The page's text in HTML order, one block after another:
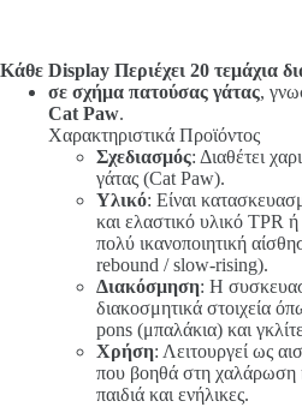
Κάθε Display Περιέχει 20 τεμάχια
σε σχήμα πατούσας γάτας,
Cat Paw.
Χαρακτηριστικά Προϊόντος
Σχεδιασμός: Διαθέτει
γάτας (Cat Paw).
Υλικό: Είναι
και ελαστικό υλικό TPR
πολύ ικανοποιητική
rebound / slow-rising).
Διακόσμηση: Η
διακοσμητικά στοιχεία
pons (μπαλάκια) και
Χρήση: Λειτουργεί ως
που βοηθά στη χαλάρωση
παιδιά και ενήλικες.